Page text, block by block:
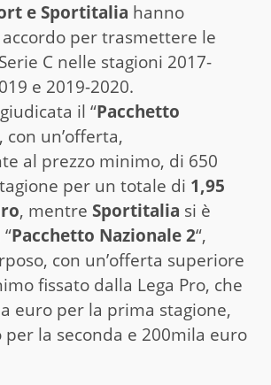
e Sportitalia hanno
per trasmettere le
C nelle stagioni 2017-
e 2019-2020.
il “Pacchetto
con un’offerta,
al prezzo minimo, di 650
per un totale di 1,95
, mentre Sportitalia si è
Pacchetto Nazionale 2“,
con un’offerta superiore
fissato dalla Lega Pro, che
euro per la prima stagione,
per la seconda e 200mila euro